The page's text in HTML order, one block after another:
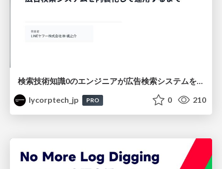
検索技術知識0のエンジニアが広告検索システムを内製化して運用するまで
lycorptech_jp
PRO 0 210